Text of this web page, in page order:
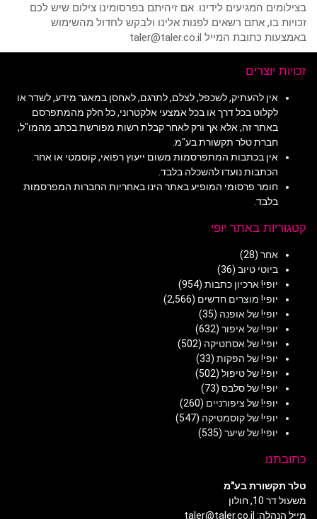
בצילומים המגיעים לידינו. אם זיהיתם בפרסומינו צילום שיש לכם
זכויות בו, אתם רשאים לפנות אלינו ולבקש לחדול מהשימוש
באמצעות כתובת המייל taler@taler.co.il
זכויות יוצרים
אין להעתיק, לשכפל, לצלם, לתרגם, לאחסן במאגר מידע, לשדר או
לקלוט בכל דרך או בכל אמצעי אלקטרוני, כל חלק מהמתפרסם
באתר זה, אלא אך ורק לאחר קבלת רשות מפורשת בכתב מהמו"ל,
חברת טלר תקשורת בע"מ.
אין בכתבות המתפרסמות משום ייעוץ רפואי, קוסמטי או אחר.
הכתבות נועדו להשכלה בלבד.
חומר פרסומי המופיע באתר הינו באחריות החברות המפרסמות
בלבד.
קטגוריות באתר יופי
אחר (28)
ביוטי טיוב (36)
יופי! ארכיון כתבות (954)
יופי! מוצרים חדשים (2,566)
יופי! של אופנה (35)
יופי! של איפור (632)
יופי! של אסתטיקה (502)
יופי! של הפקות (33)
יופי! של טיפול (502)
יופי! של סלבס (73)
יופי! של ציפורניים (260)
יופי! של קוסמטיקה (547)
יופי! של שיער (535)
כתובתנו
טלר תקשורת בע"מ
משעול דר 10, חולון
מייל הנהלה: taler@taler.co.il